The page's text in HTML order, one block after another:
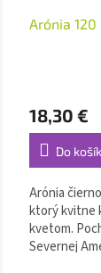
Arónia 120
18,30 €
Do
Arónia
ktorý kvitne
kvetom.
Severnej